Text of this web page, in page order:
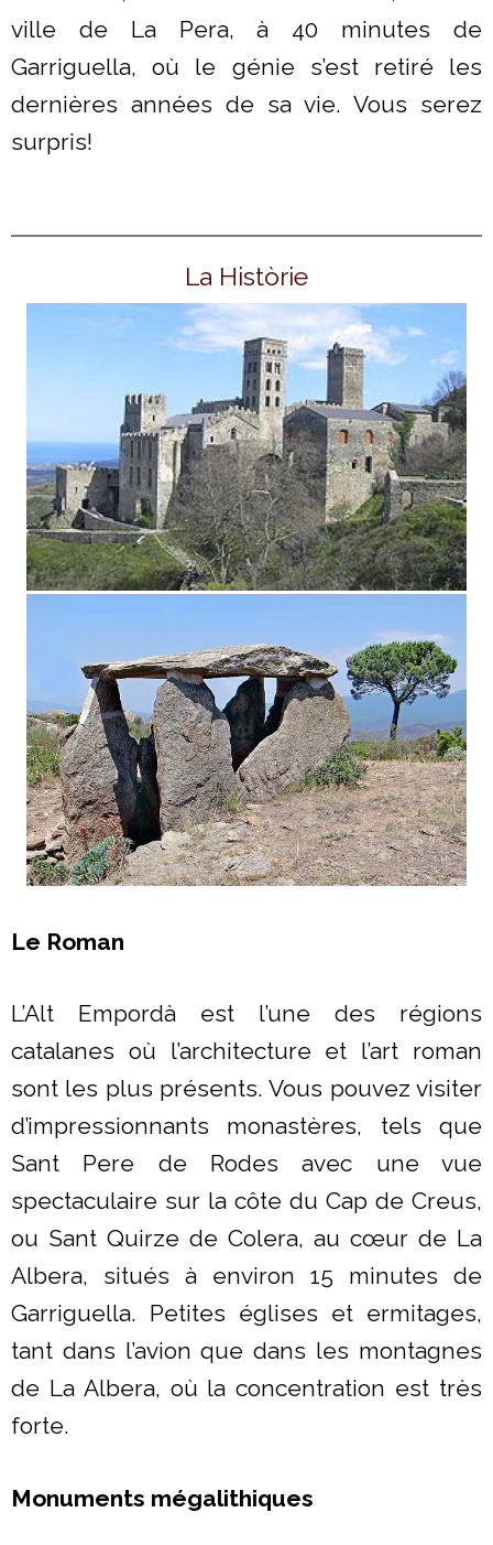
ville de La Pera, à 40 minutes de
Garriguella, où le génie s’est retiré les
dernières années de sa vie. Vous serez
surpris!
La Històrie
Le Roman
L’Alt Empordà est l’une des régions
catalanes où l’architecture et l’art roman
sont les plus présents. Vous pouvez visiter
d’impressionnants monastères, tels que
Sant Pere de Rodes avec une vue
spectaculaire sur la côte du Cap de Creus,
ou Sant Quirze de Colera, au cœur de La
Albera, situés à environ 15 minutes de
Garriguella. Petites églises et ermitages,
tant dans l’avion que dans les montagnes
de La Albera, où la concentration est très
forte.
Monuments mégalithiques